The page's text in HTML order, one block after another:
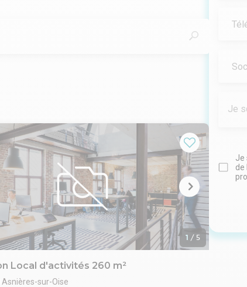
1 / 5
Local d'activités 260 m²
Asnières-sur-Oise
Je
Je
de